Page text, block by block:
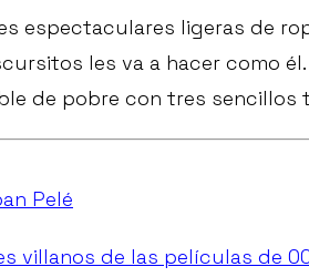
espectaculares ligeras de
les va a hacer como
de pobre con tres sencillos
Pelé
villanos de las películas de